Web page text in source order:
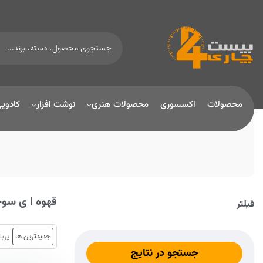
محصولات اکسسوری محصولات هنری نوشت افزار
فیلتر
جستجو در نتایج
قهوه ا ی
جدیدترین ها